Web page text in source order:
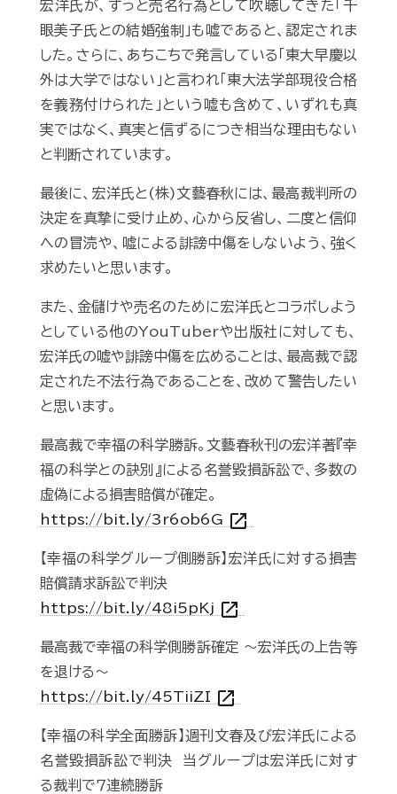
宏洋氏が、ずっと売名行為として吹聴してきた「千
眼美子氏との結婚強制」も嘘であると、認定されま
した。さらに、あちこちで発言している「東大早慶以
外は大学ではない」と言われ「東大法学部現役合格
を義務付けられた」という嘘も含めて、いずれも真
実ではなく、真実と信ずるにつき相当な理由もない
と判断されています。
最後に、宏洋氏と(株)文藝春秋には、最高裁判所の
決定を真摯に受け止め、心から反省し、二度と信仰
への冒涜や、嘘による誹謗中傷をしないよう、強く
求めたいと思います。
また、金儲けや売名のために宏洋氏とコラボしよう
としている他のYouTuberや出版社に対しても、
宏洋氏の嘘や誹謗中傷を広めることは、最高裁で認
定された不法行為であることを、改めて警告したい
と思います。
最高裁で幸福の科学勝訴。文藝春秋刊の宏洋著『幸
福の科学との訣別』による名誉毀損訴訟で、多数の
虚偽による損害賠償が確定。
https://bit.ly/3r6ob6G open_in_new
【幸福の科学グループ側勝訴】宏洋氏に対する損害
賠償請求訴訟で判決
https://bit.ly/48i5pKj open_in_new
最高裁で幸福の科学側勝訴確定 ～宏洋氏の上告等
を退ける～
https://bit.ly/45TiiZI open_in_new
【幸福の科学全面勝訴】週刊文春及び宏洋氏による
名誉毀損訴訟で判決 当グループは宏洋氏に対す
る裁判で７連続勝訴